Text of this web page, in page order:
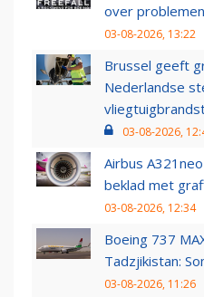
over
03-08-2026, 13:22
Brussel geeft
Nederlandse
03-08-2026,
Airbus
beklad met
03-08-2026, 12:34
Boeing 737
Tadzjikistan:
03-08-2026, 11:26